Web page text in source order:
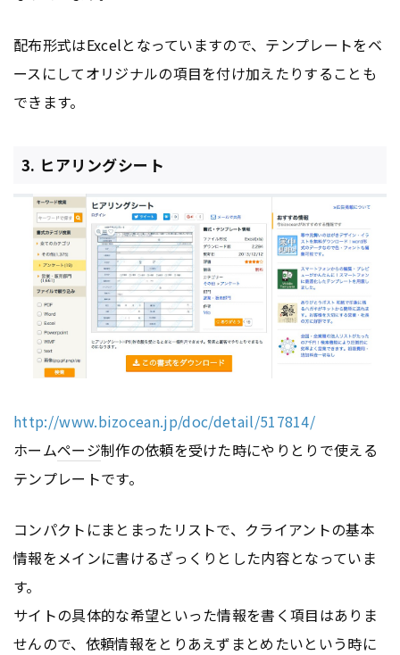
配布形式はExcelとなっていますので、テンプレートをベ
ースにしてオリジナルの項目を付け加えたりすることも
できます。
3. ヒアリングシート
http://www.bizocean.jp/doc/detail/517814/
ホームページ制作の依頼を受けた時にやりとりで使える
テンプレートです。
コンパクトにまとまったリストで、クライアントの基本
情報をメインに書けるざっくりとした内容となっていま
す。
サイトの具体的な希望といった情報を書く項目はありま
せんので、依頼情報をとりあえずまとめたいという時に